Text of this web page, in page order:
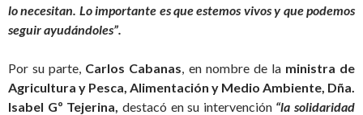
lo necesitan. Lo importante es que estemos vivos y que podemos
seguir ayudándoles”.
Por su parte, Carlos Cabanas, en nombre de la ministra de
Agricultura y Pesca, Alimentación y Medio Ambiente, Dña.
Isabel Gº Tejerina, destacó en su intervención “la solidaridad